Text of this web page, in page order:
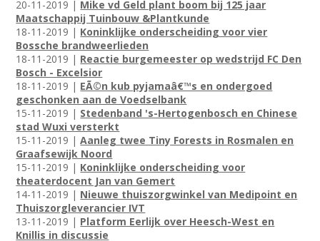
20-11-2019 | Mike vd Geld plant boom bij 125 jaar
Maatschappij Tuinbouw &Plantkunde
18-11-2019 | Koninklijke onderscheiding voor vier
Bossche brandweerlieden
18-11-2019 | Reactie burgemeester op wedstrijd FC Den
Bosch - Excelsior
18-11-2019 | EÃ©n kub pyjamaâ€™s en ondergoed
geschonken aan de Voedselbank
15-11-2019 | Stedenband 's-Hertogenbosch en Chinese
stad Wuxi versterkt
15-11-2019 |Aanleg twee Tiny Forests in Rosmalen en
Graafsewijk Noord
15-11-2019 | Koninklijke onderscheiding voor
theaterdocent Jan van Gemert
14-11-2019 | Nieuwe thuiszorgwinkel van Medipoint en
Thuiszorgleverancier IVT
13-11-2019 | Platform Eerlijk over Heesch-West en
Knillis in discussie